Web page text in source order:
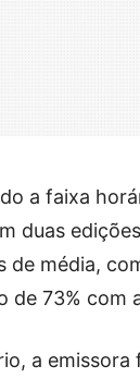
a faixa
duas
de média,
de 73% com
a emissora